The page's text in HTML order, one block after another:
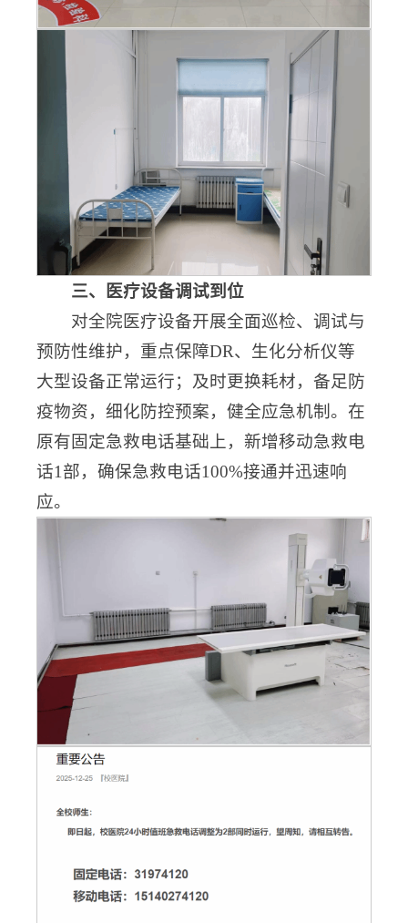
三、医疗设备调试到位
对全院医疗设备开展全面巡检、调试与
预防性维护，重点保障DR、生化分析仪等
大型设备正常运行；及时更换耗材，备足防
疫物资，细化防控预案，健全应急机制。在
原有固定急救电话基础上，新增移动急救电
话1部，确保急救电话100%接通并迅速响
应。